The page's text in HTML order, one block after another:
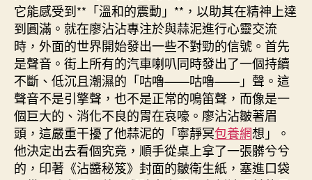
它能感受到**「溫和的震動」**，以助其在精神上達
到圓滿。就在廖沾沾專注於與蒜泥進行心靈交流
時，外面的世界開始發出一些不對勁的信號。首先
是聲音。街上所有的汽車喇叭同時發出了一個持續
不斷、低沉且潮濕的「咕嚕——咕嚕——」聲。這
聲音不是引擎聲，也不是正常的鳴笛聲，而像是一
個巨大的、消化不良的胃在哀嚎。廖沾沾皺著眉
頭，這嚴重干擾了他蒜泥的「寧靜冥包養網想」。
他決定出去看個究竟，順手從桌上拿了一張髒兮兮
的，印著《沾醬秘笈》封面的皺衛生紙，塞進口袋